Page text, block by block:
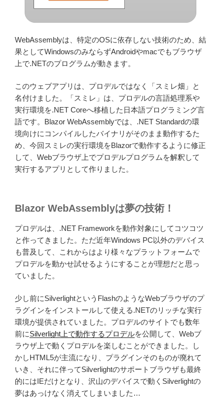
WebAssemblyは、特定のOSに依存しない技術のため、結
果としてWindowsのみならずAndroidやmacでもブラウザ
上で.NETのプログラムが動きます。
このウェブアプリは、プロデルではなく「スミレ畑」と
名付けました。「スミレ」は、プロデルの言語処理系や
実行環境を.NET Coreへ移植した日本語プログラミング言
語です。Blazor WebAssemblyでは、.NET Standardの環
境向けにコンパイルしたバイナリがそのまま動作するた
め、今回スミレの実行環境をBlazorで動作するように修正
して、Webブラウザ上でプロデルプログラムを解釈して
実行するアプリとして作りました。
Blazor WebAssemblyは夢の技術！
プロデルは、.NET Frameworkを動作対象にしてコツコツ
と作ってきました。ただ近年Windows PC以外のデバイス
も普及して、これからはより様々なプラットフォームで
プロデルを動かせ試せるようにすることが理想だと思っ
ていました。
少し前にSilverlightというFlashのようなWebブラウザのプ
ラグインをインストールして使える.NETのリッチな実行
環境が提供されていました。プロデルのサイトでも数年
前にSilverlight上で動作するプロデルを公開して、Webブ
ラウザ上で動くプロデルを楽しむことができました。し
かしHTML5が主流になり、プラグインそのものが廃れて
いき、それに伴ってSilverlightのサポートブラウザも最終
的にはIEだけとなり、沢山のデバイスで動くSilverlightの
夢はあっけなく消えてしまいました…